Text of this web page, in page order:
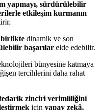
yapmayı, sürdürülebilir
etkileşim kurmanın
birlikte dinamik ve son
başarılar elde edebilir.
bünyesine katmaya
tercihlerini daha rahat
tedarik zinciri verimliliğini
için yapay zekâ,